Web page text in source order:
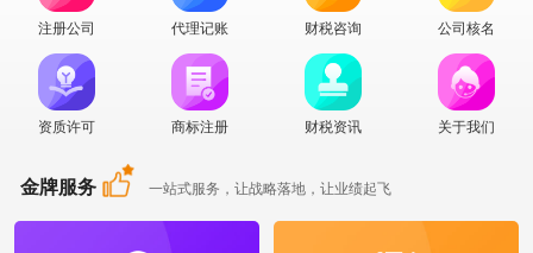
注册公司 代理记账 财税咨询 公司核名
资质许可 商标注册 财税资讯 关于我们
金牌服务 一站式服务，让战略落地，让业绩起飞